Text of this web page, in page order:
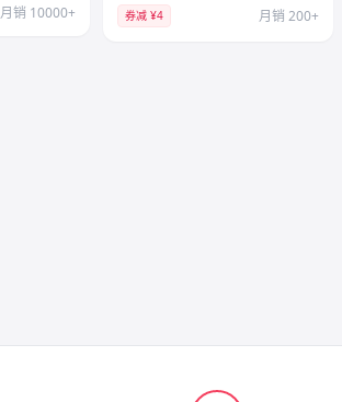
月销 10000+ 券减 ¥4 月销 200+